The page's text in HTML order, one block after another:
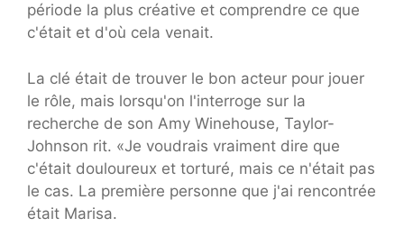
période la plus créative et comprendre ce que
c'était et d'où cela venait.
La clé était de trouver le bon acteur pour jouer
le rôle, mais lorsqu'on l'interroge sur la
recherche de son Amy Winehouse, Taylor-
Johnson rit. «Je voudrais vraiment dire que
c'était douloureux et torturé, mais ce n'était pas
le cas. La première personne que j'ai rencontrée
était Marisa.